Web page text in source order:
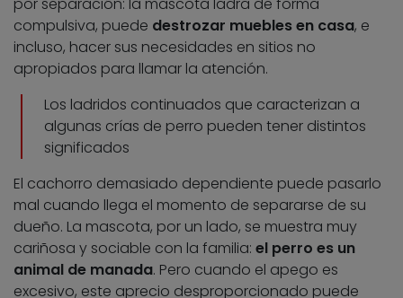
por separación: la mascota ladra de forma
compulsiva, puede destrozar muebles en casa, e
incluso, hacer sus necesidades en sitios no
apropiados para llamar la atención.
Los ladridos continuados que caracterizan a
algunas crías de perro pueden tener distintos
significados
El cachorro demasiado dependiente puede pasarlo
mal cuando llega el momento de separarse de su
dueño. La mascota, por un lado, se muestra muy
cariñosa y sociable con la familia: el perro es un
animal de manada. Pero cuando el apego es
excesivo, este aprecio desproporcionado puede